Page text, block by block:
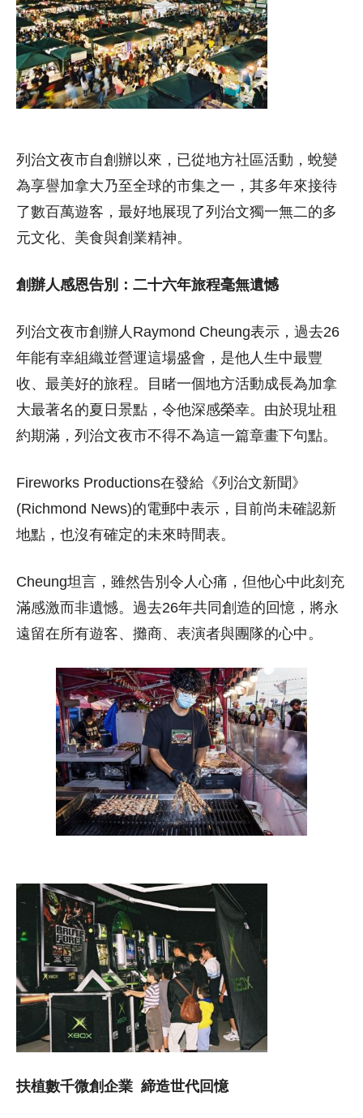
列治文夜市自創辦以來，已從地方社區活動，蛻變
為享譽加拿大乃至全球的市集之一，其多年來接待
了數百萬遊客，最好地展現了列治文獨一無二的多
元文化、美食與創業精神。
創辦人感恩告別：二十六年旅程毫無遺憾
列治文夜市創辦人Raymond Cheung表示，過去26
年能有幸組織並營運這場盛會，是他人生中最豐
收、最美好的旅程。目睹一個地方活動成長為加拿
大最著名的夏日景點，令他深感榮幸。由於現址租
約期滿，列治文夜市不得不為這一篇章畫下句點。
Fireworks Productions在發給《列治文新聞》
(Richmond News)的電郵中表示，目前尚未確認新
地點，也沒有確定的未來時間表。
Cheung坦言，雖然告別令人心痛，但他心中此刻充
滿感激而非遺憾。過去26年共同創造的回憶，將永
遠留在所有遊客、攤商、表演者與團隊的心中。
扶植數千微創企業 締造世代回憶